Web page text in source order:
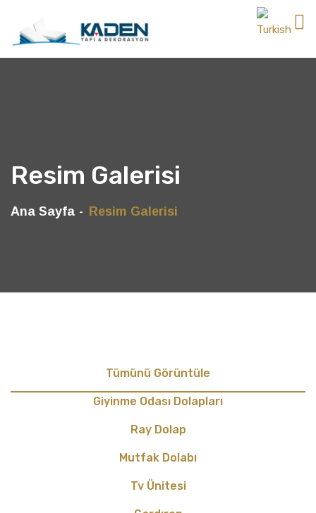
Resim Galerisi
Ana Sayfa Resim Galerisi
Tümünü Görüntüle
Giyinme Odası Dolapları
Ray Dolap
Mutfak Dolabı
Tv Ünitesi